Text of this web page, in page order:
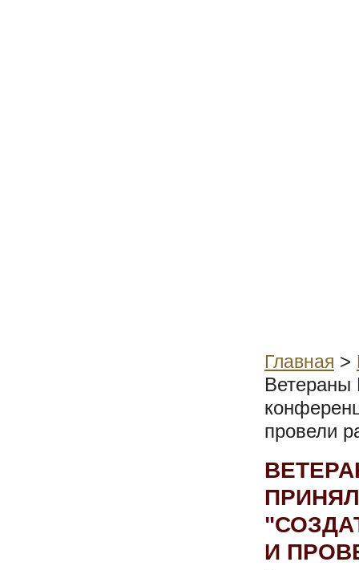
Главная >
Ветераны
провели
И